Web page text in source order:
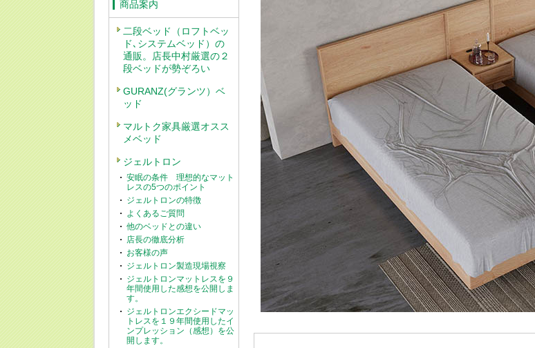
商品案内
二段ベッド（ロフトベッ
ド､システムベッド）の
通販。店長中村厳選の２
段ベッドが勢ぞろい
GURANZ(グランツ）ベ
ッド
マルトク家具厳選オスス
メベッド
ジェルトロン
安眠の条件 理想的なマット
レスの5つのポイント
ジェルトロンの特徴
よくあるご質問
他のベッドとの違い
店長の徹底分析
お客様の声
ジェルトロン製造現場視察
ジェルトロンマットレスを９
年間使用した感想を公開しま
す。
ジェルトロンエクシードマッ
トレスを１９年間使用したイ
ンプレッション（感想）を公
開します。